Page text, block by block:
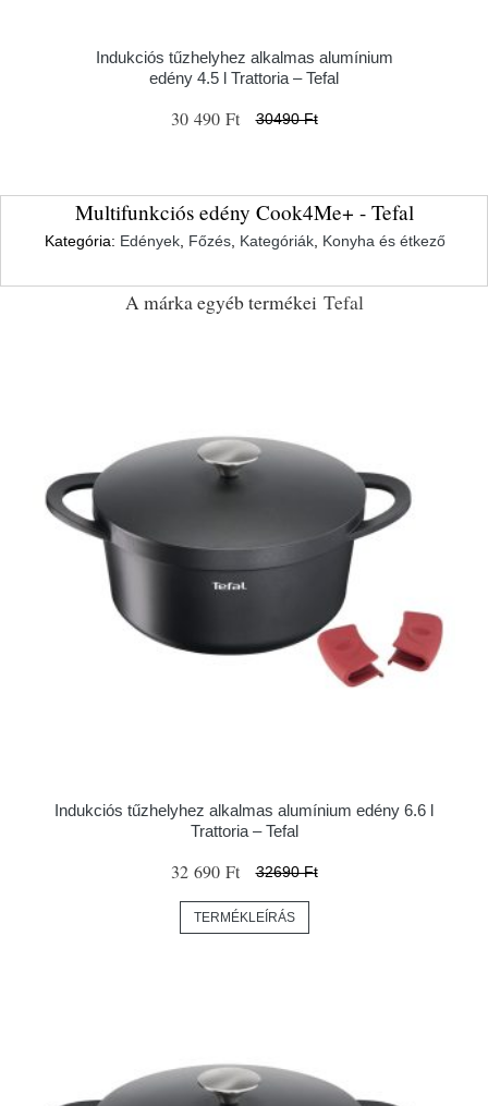
Indukciós tűzhelyhez alkalmas alumínium
edény 4.5 l Trattoria – Tefal
30 490 Ft 30490 Ft
Multifunkciós edény Cook4Me+ - Tefal
Kategória: Edények Főzés Kategóriák Konyha és étkező
A márka egyéb termékei Tefal
Indukciós tűzhelyhez alkalmas alumínium edény 6.6 l
Trattoria – Tefal
32 690 Ft 32690 Ft
TERMÉKLEÍRÁS